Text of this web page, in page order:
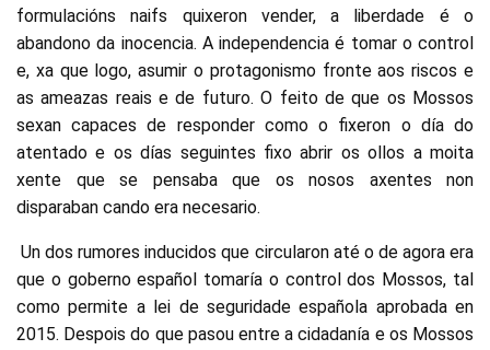
formulacións naifs quixeron vender, a liberdade é o
abandono da inocencia. A independencia é tomar o control
e, xa que logo, asumir o protagonismo fronte aos riscos e
as ameazas reais e de futuro. O feito de que os Mossos
sexan capaces de responder como o fixeron o día do
atentado e os días seguintes fixo abrir os ollos a moita
xente que se pensaba que os nosos axentes non
disparaban cando era necesario.
Un dos rumores inducidos que circularon até o de agora era
que o goberno español tomaría o control dos Mossos, tal
como permite a lei de seguridade española aprobada en
2015. Despois do que pasou entre a cidadanía e os Mossos